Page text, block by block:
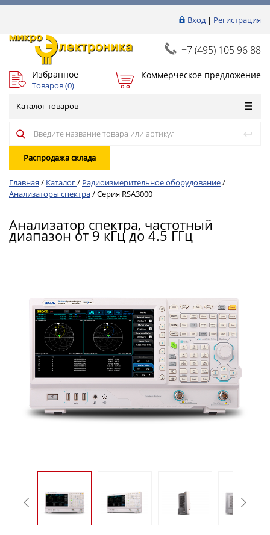
Вход| Регистрация
+7 (495) 105 96 88
Избранное
Товаров (0)
Коммерческое предложение
Каталог товаров
Распродажа склада
Главная / Каталог/ Радиоизмерительное оборудование/
Анализаторы спектра/Серия RSA3000
Анализатор спектра, частотный
диапазон от 9 кГц до 4.5 ГГц